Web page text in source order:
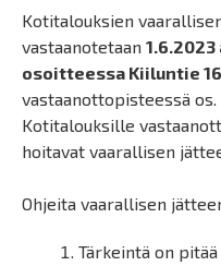
Kotitalouksien
vastaanotetaan
osoitteessa Kiiluntie
vastaanottopisteessä
Kotitalouksille
hoitavat vaarallisen
Ohjeita vaarallisen
Tärkeintä on